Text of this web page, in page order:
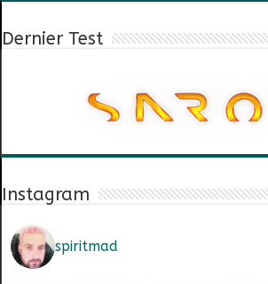
Dernier Test
Instagram
spiritmad